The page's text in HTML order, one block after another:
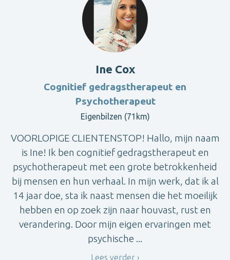
Ine Cox
Cognitief gedragstherapeut en
Psychotherapeut
Eigenbilzen (71km)
VOORLOPIGE CLIENTENSTOP! Hallo, mijn naam
is Ine! Ik ben cognitief gedragstherapeut en
psychotherapeut met een grote betrokkenheid
bij mensen en hun verhaal. In mijn werk, dat ik al
14 jaar doe, sta ik naast mensen die het moeilijk
hebben en op zoek zijn naar houvast, rust en
verandering. Door mijn eigen ervaringen met
psychische ...
Lees verder